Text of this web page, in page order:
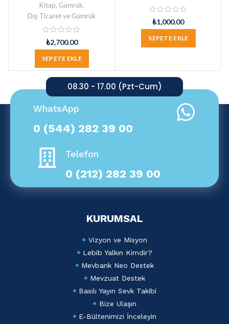
Kitap, Gümrük,
Dış Ticaret ve Gümrük
₺2,700.00
SEPETE EKLE
₺1,000.00
SEPETE EKLE
08.30 - 17.00 (Pzt-Cum)
WhatsApp
0 (544) 282 39 00
Telefon
0 (212) 282 39 00
KURUMSAL
Vizyon ve Misyon
Lebib Yalkın Kimdir?
Mevbank Neo Destek
Mevzuat Destek
Basılı Yayın Sevk Takibi
Bize Ulaşın
E-Bültenimizi İnceleyin